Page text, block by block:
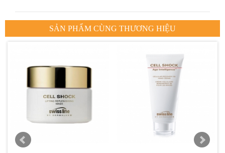
SẢN PHẨM CÙNG THƯƠNG HIỆU